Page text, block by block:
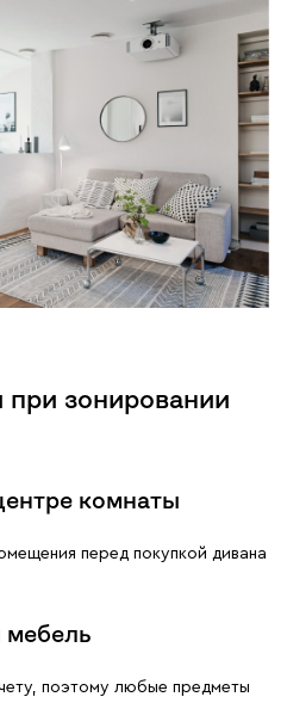
зонировании
комнаты
перед покупкой дивана
мебель
поэтому любые предметы